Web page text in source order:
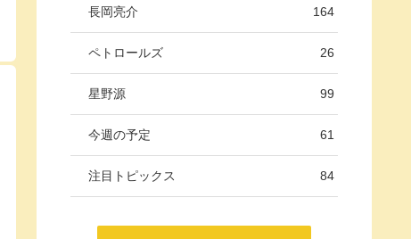
長岡亮介 164
ペトロールズ 26
星野源 99
今週の予定 61
注目トピックス 84